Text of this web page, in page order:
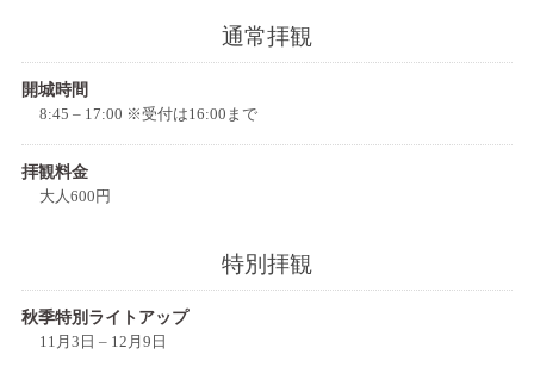
通常拝観
開城時間
8:45 – 17:00 ※受付は16:00まで
拝観料金
大人600円
特別拝観
秋季特別ライトアップ
11月3日 – 12月9日